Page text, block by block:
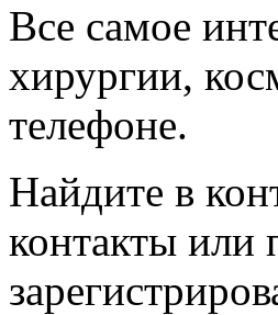
Все самое
хирургии,
телефоне.
Найдите в
контакты или